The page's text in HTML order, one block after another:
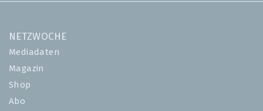
NETZWOCHE
Mediadaten
Magazin
Shop
Abo